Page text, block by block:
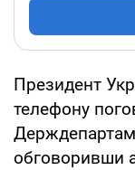
Президент
телефону
обговоривши